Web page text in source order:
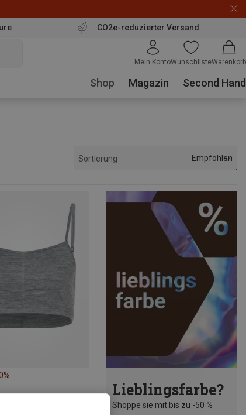
CO2e-reduzierter Versand
Mein KontoWunschlisteWarenkorb
Shop Magazin Second Hand
Sortierung Empfohlen
Lieblingsfarbe?
Shoppe sie mit bis zu -50 %